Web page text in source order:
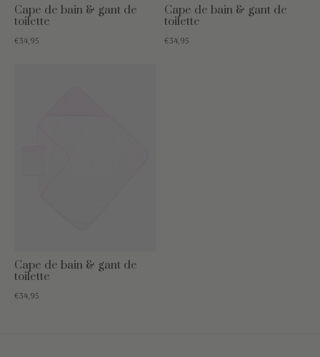
Cape de bain & gant de
toilette
€34,95
Cape de bain & gant de
toilette
€34,95
Cape de bain & gant de
toilette
€34,95